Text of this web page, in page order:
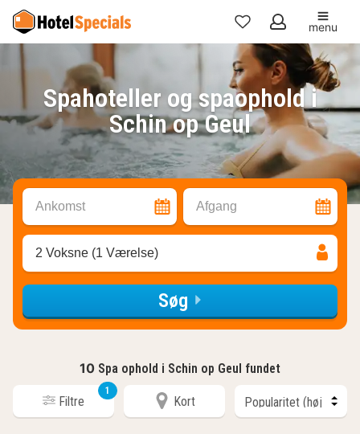
Mine
favoritter
menu
Spahoteller og spaophold i
Schin op Geul
Ankomst Afgang
2 Voksne (1 Værelse)
Søg
10 Spa ophold i Schin op Geul fundet
Filtre
1
Kort